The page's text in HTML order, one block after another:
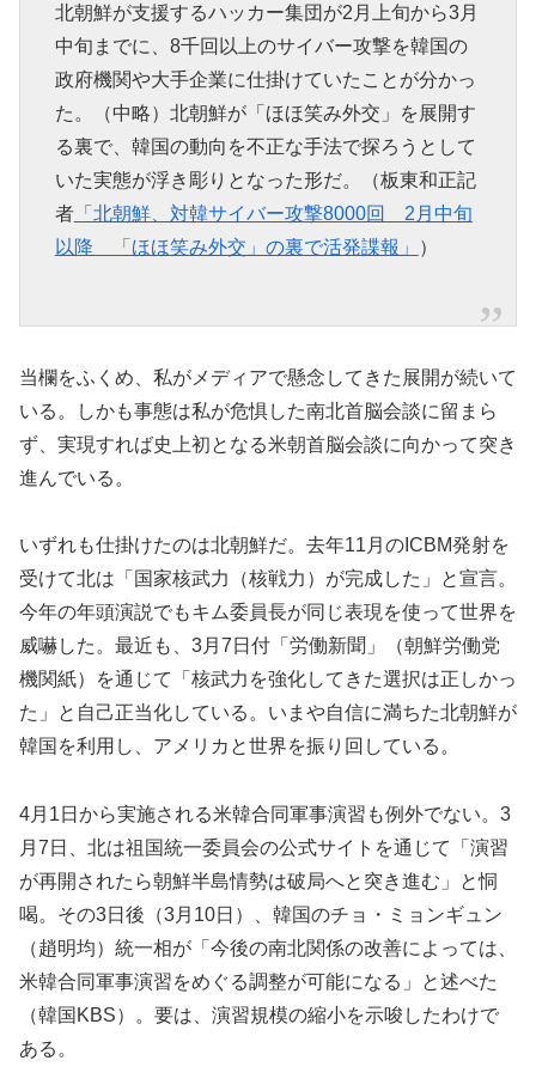
北朝鮮が支援するハッカー集団が2月上旬から3月
中旬までに、8千回以上のサイバー攻撃を韓国の
政府機関や大手企業に仕掛けていたことが分かっ
た。（中略）北朝鮮が「ほほ笑み外交」を展開す
る裏で、韓国の動向を不正な手法で探ろうとして
いた実態が浮き彫りとなった形だ。（板東和正記
者「北朝鮮、対韓サイバー攻撃8000回 2月中旬
以降 「ほほ笑み外交」の裏で活発諜報」
）
当欄をふくめ、私がメディアで懸念してきた展開が続いて
いる。しかも事態は私が危惧した南北首脳会談に留まら
ず、実現すれば史上初となる米朝首脳会談に向かって突き
進んでいる。
いずれも仕掛けたのは北朝鮮だ。去年11月のICBM発射を
受けて北は「国家核武力（核戦力）が完成した」と宣言。
今年の年頭演説でもキム委員長が同じ表現を使って世界を
威嚇した。最近も、3月7日付「労働新聞」（朝鮮労働党
機関紙）を通じて「核武力を強化してきた選択は正しかっ
た」と自己正当化している。いまや自信に満ちた北朝鮮が
韓国を利用し、アメリカと世界を振り回している。
4月1日から実施される米韓合同軍事演習も例外でない。3
月7日、北は祖国統一委員会の公式サイトを通じて「演習
が再開されたら朝鮮半島情勢は破局へと突き進む」と恫
喝。その3日後（3月10日）、韓国のチョ・ミョンギュン
（趙明均）統一相が「今後の南北関係の改善によっては、
米韓合同軍事演習をめぐる調整が可能になる」と述べた
（韓国KBS）。要は、演習規模の縮小を示唆したわけで
ある。